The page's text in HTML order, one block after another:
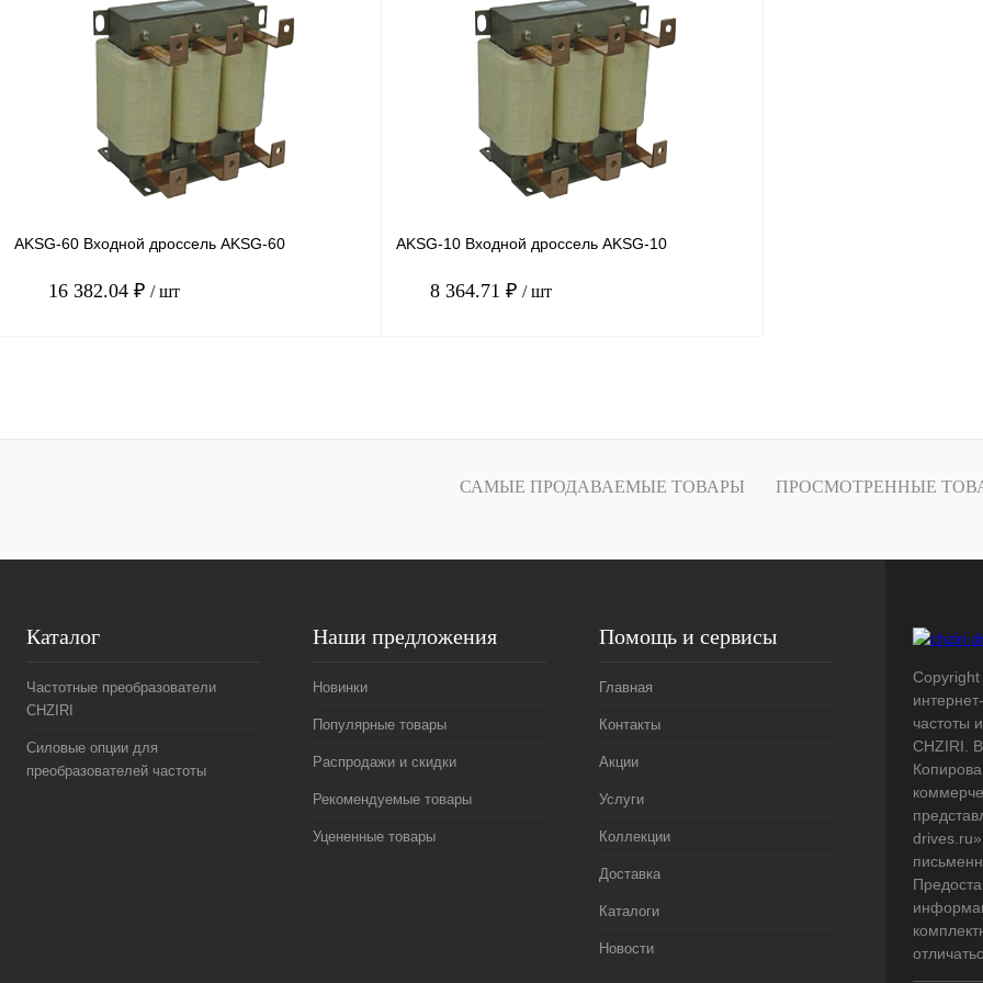
Купить в 1 клик Сравнение
Под заказ
Купить в 1 клик Сравнение
Под заказ
AKSG-60 Входной дроссель AKSG-60
16 382.04 ₽ / шт
Купить в 1 клик Сравнение
AKSG-10 Входной дроссель AKSG-10
8 364.71 ₽ / шт
Купить в 1 клик Сравнение
САМЫЕ ПРОДАВАЕМЫЕ ТОВАРЫ ПРОСМОТРЕННЫЕ
Каталог
Частотные преобразователи
CHZIRI
Силовые опции для
преобразователей частоты
Наши предложения
Новинки
Популярные товары
Распродажи и скидки
Рекомендуемые товары
Уцененные товары
Помощь и сервисы
Главная
Контакты
Акции
Услуги
Коллекции
Доставка
Каталоги
Новости
частоты
CHZIRI.
drives.ru»